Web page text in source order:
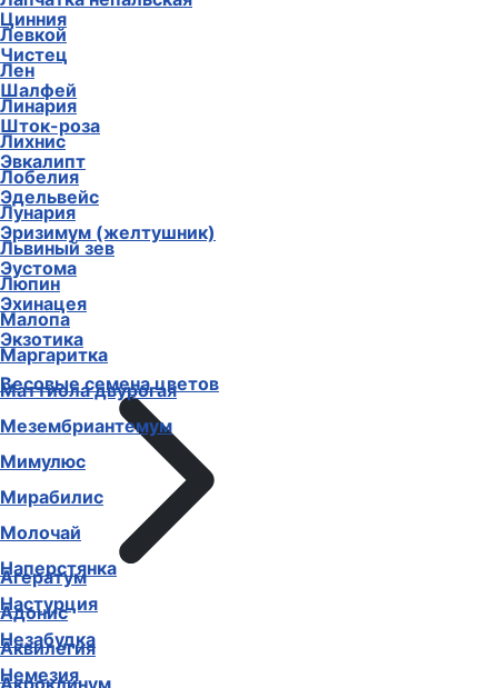
Цинния
Чистец
Шалфей
Шток-роза
Эвкалипт
Эдельвейс
Эризимум (желтушник)
Эустома
Эхинацея
Экзотика
Весовые семена цветов
Агератум
Адонис
Аквилегия
Акроклинум
Левкой
Лен
Линария
Лихнис
Лобелия
Лунария
Львиный зев
Люпин
Малопа
Маргаритка
Маттиола двурогая
Мезембриантемум
Мимулюс
Мирабилис
Молочай
Наперстянка
Настурция
Незабудка
Немезия